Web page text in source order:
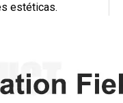
estéticas.